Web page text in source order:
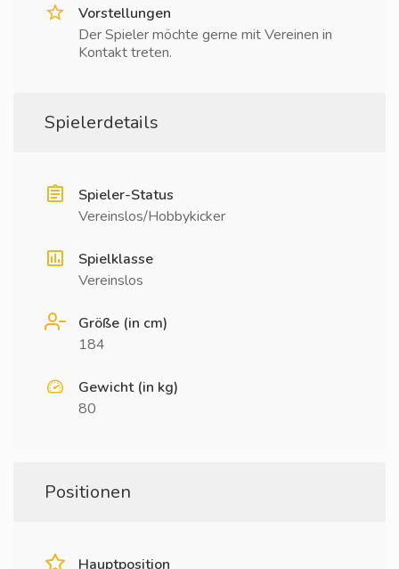
Vorstellungen
Der Spieler möchte gerne mit Vereinen in
Kontakt treten.
Spielerdetails
Spieler-Status
Vereinslos/Hobbykicker
Spielklasse
Vereinslos
Größe (in cm)
184
Gewicht (in kg)
80
Positionen
Hauptposition